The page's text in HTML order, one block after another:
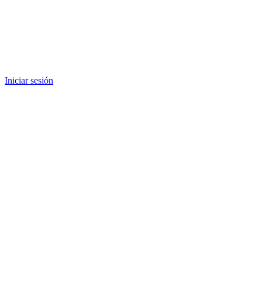
Iniciar sesión